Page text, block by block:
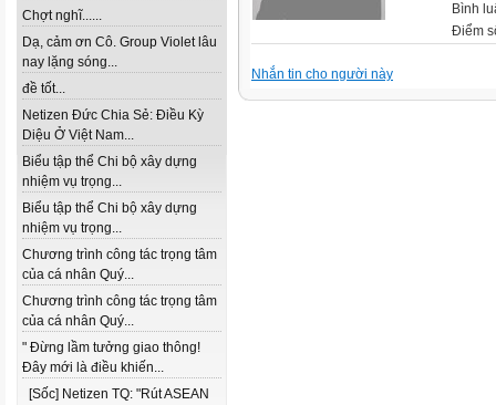
Chợt nghĩ......
Dạ, cảm ơn Cô. Group Violet lâu
nay lặng sóng...
đề tốt...
Netizen Đức Chia Sẻ: Điều Kỳ
Diệu Ở Việt Nam...
Biểu tập thể Chi bộ xây dựng
nhiệm vụ trọng...
Biểu tập thể Chi bộ xây dựng
nhiệm vụ trọng...
Chương trình công tác trọng tâm
của cá nhân Quý...
Chương trình công tác trọng tâm
của cá nhân Quý...
" Đừng lầm tưởng giao thông!
Đây mới là điều khiến...
[Sốc] Netizen TQ: "Rút ASEAN
Bình
Điểm
Nhắn tin cho người này